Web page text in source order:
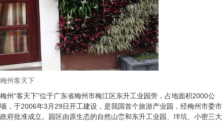
梅州客天下
梅州“客天下”位于广东省梅州市梅江区东升工业园旁，占地面积2000公
顷，于2006年3月29日开工建设，是我国首个旅游产业园，经梅州市委市
政府批准成立。园区由原生态的自然山峦和东升工业园、坢坑、小密三大